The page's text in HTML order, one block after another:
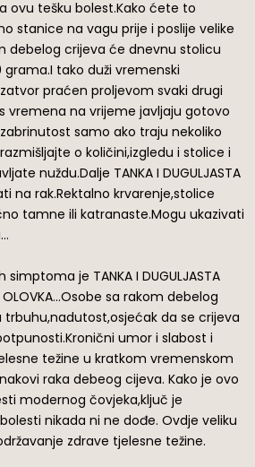
ovu tešku bolest.Kako ćete to
stanice na vagu prije i poslije velike
debelog crijeva će dnevnu stolicu
tako duži vremenski
praćen proljevom svaki drugi
vremena na vrijeme javljaju gotovo
samo ako traju nekoliko
o količini,izgledu i stolice i
nuždu.Dalje TANKA I DUGULJASTA
na rak.Rektalno krvarenje,stolice
tamne ili katranaste.Mogu ukazivati
je TANKA I DUGULJASTA
OLOVKA…Osobe sa rakom debelog
da se crijeva
umor i slabost i
težine u kratkom vremenskom
raka debeog cijeva. Kako je ovo
modernog čovjeka,ključ je
nikada ni ne dođe. Ovdje veliku
zdrave tjelesne težine.